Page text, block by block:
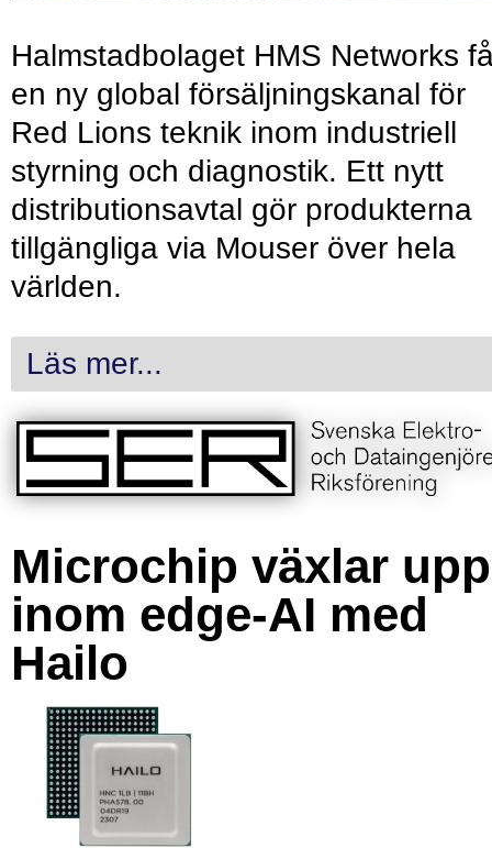
Halmstadbolaget HMS Networks
en ny global försäljningskanal för
Red Lions teknik inom industriell
styrning och diagnostik. Ett nytt
distributionsavtal gör produkterna
tillgängliga via Mouser över hela
världen.
Läs mer...
Microchip växlar upp
inom edge-AI med
Hailo